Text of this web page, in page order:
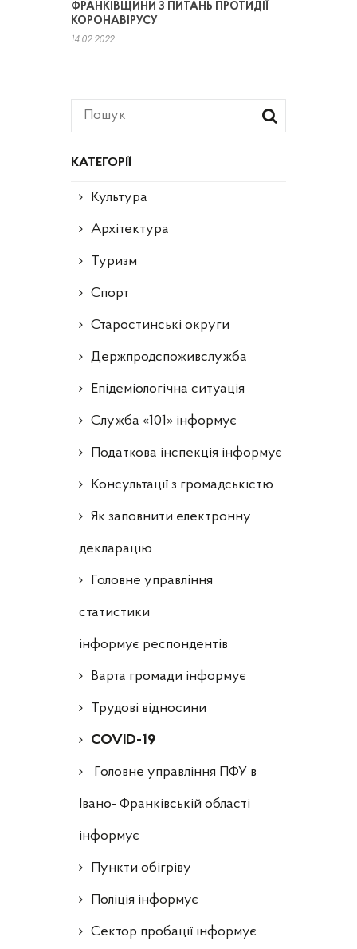
КАТЕГОРІЇ
Культура
Архітектура
Туризм
Спорт
Старостинські округи
Держпродспоживслужба
Епідеміологічна ситуація
Служба «101» інформує
Податкова інспекція інформує
Консультації з громадськістю
Як заповнити електронну
декларацію
Головне управління
статистики
інформує респондентів
Варта громади інформує
Трудові відносини
COVID-19
Головне управління ПФУ в
Івано- Франківській області
інформує
Пункти обігріву
Поліція інформує
Сектор пробації інформує
ФРАНКІВЩИНИ З ПИТАНЬ ПРОТИДІЇ
КОРОНАВІРУСУ
14.02.2022